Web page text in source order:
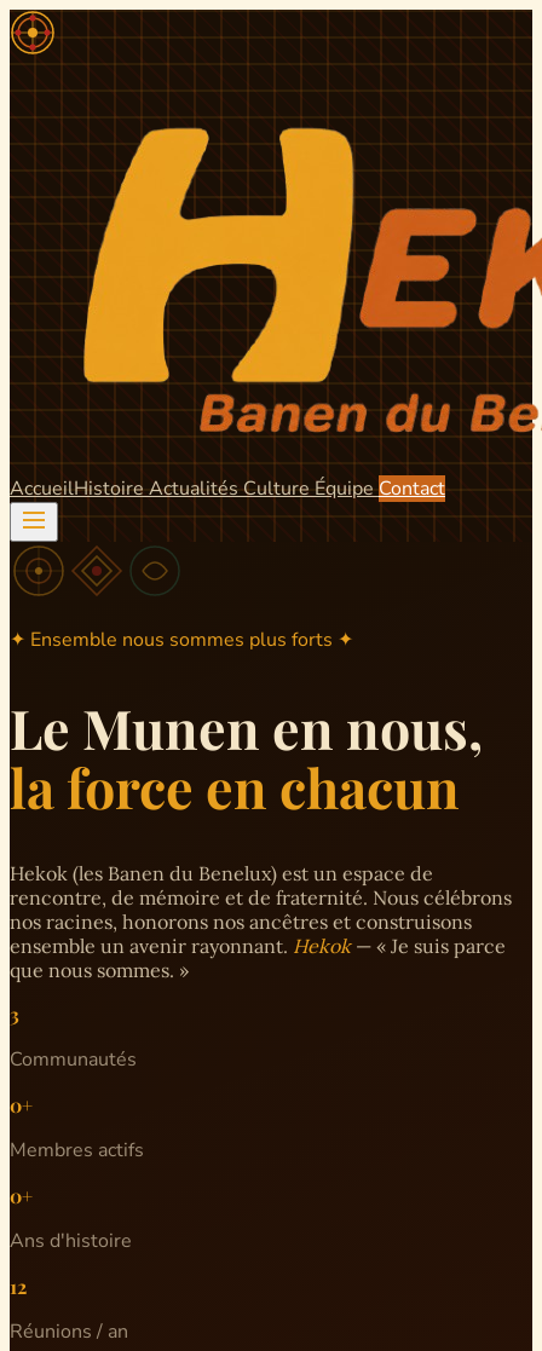
AccueilHistoire ActualitésCulture Équipe Contact
✦ Ensemble nous sommes plus forts ✦
Le Munen en nous,
la force en chacun
Hekok (les Banen du Benelux) est un espace de
rencontre, de mémoire et de fraternité. Nous célébrons
nos racines, honorons nos ancêtres et construisons
ensemble un avenir rayonnant. Hekok— « Je suis parce
que nous sommes. »
3
Communautés
0+
Membres actifs
0+
Ans d'histoire
12
Réunions / an